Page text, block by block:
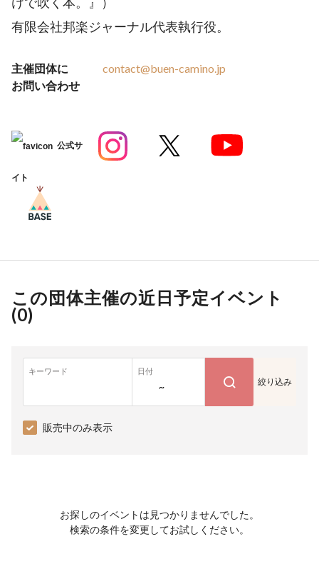
有限会社邦楽ジャーナル代表執行役。
主催団体に
お問い合わせ
contact@buen-camino.jp
公式サ
イト
この団体主催の近日予定イベント
(0)
キーワード 日付
~ 絞り込み
販売中のみ表示
お探しのイベントは見つかりませんでした。
検索の条件を変更してお試しください。